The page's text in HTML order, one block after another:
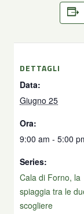
DETTAGLI
Data:
Giugno 25
Ora:
9:00 am - 5:00
Series:
Cala di Forno, la
spiaggia tra le
scogliere